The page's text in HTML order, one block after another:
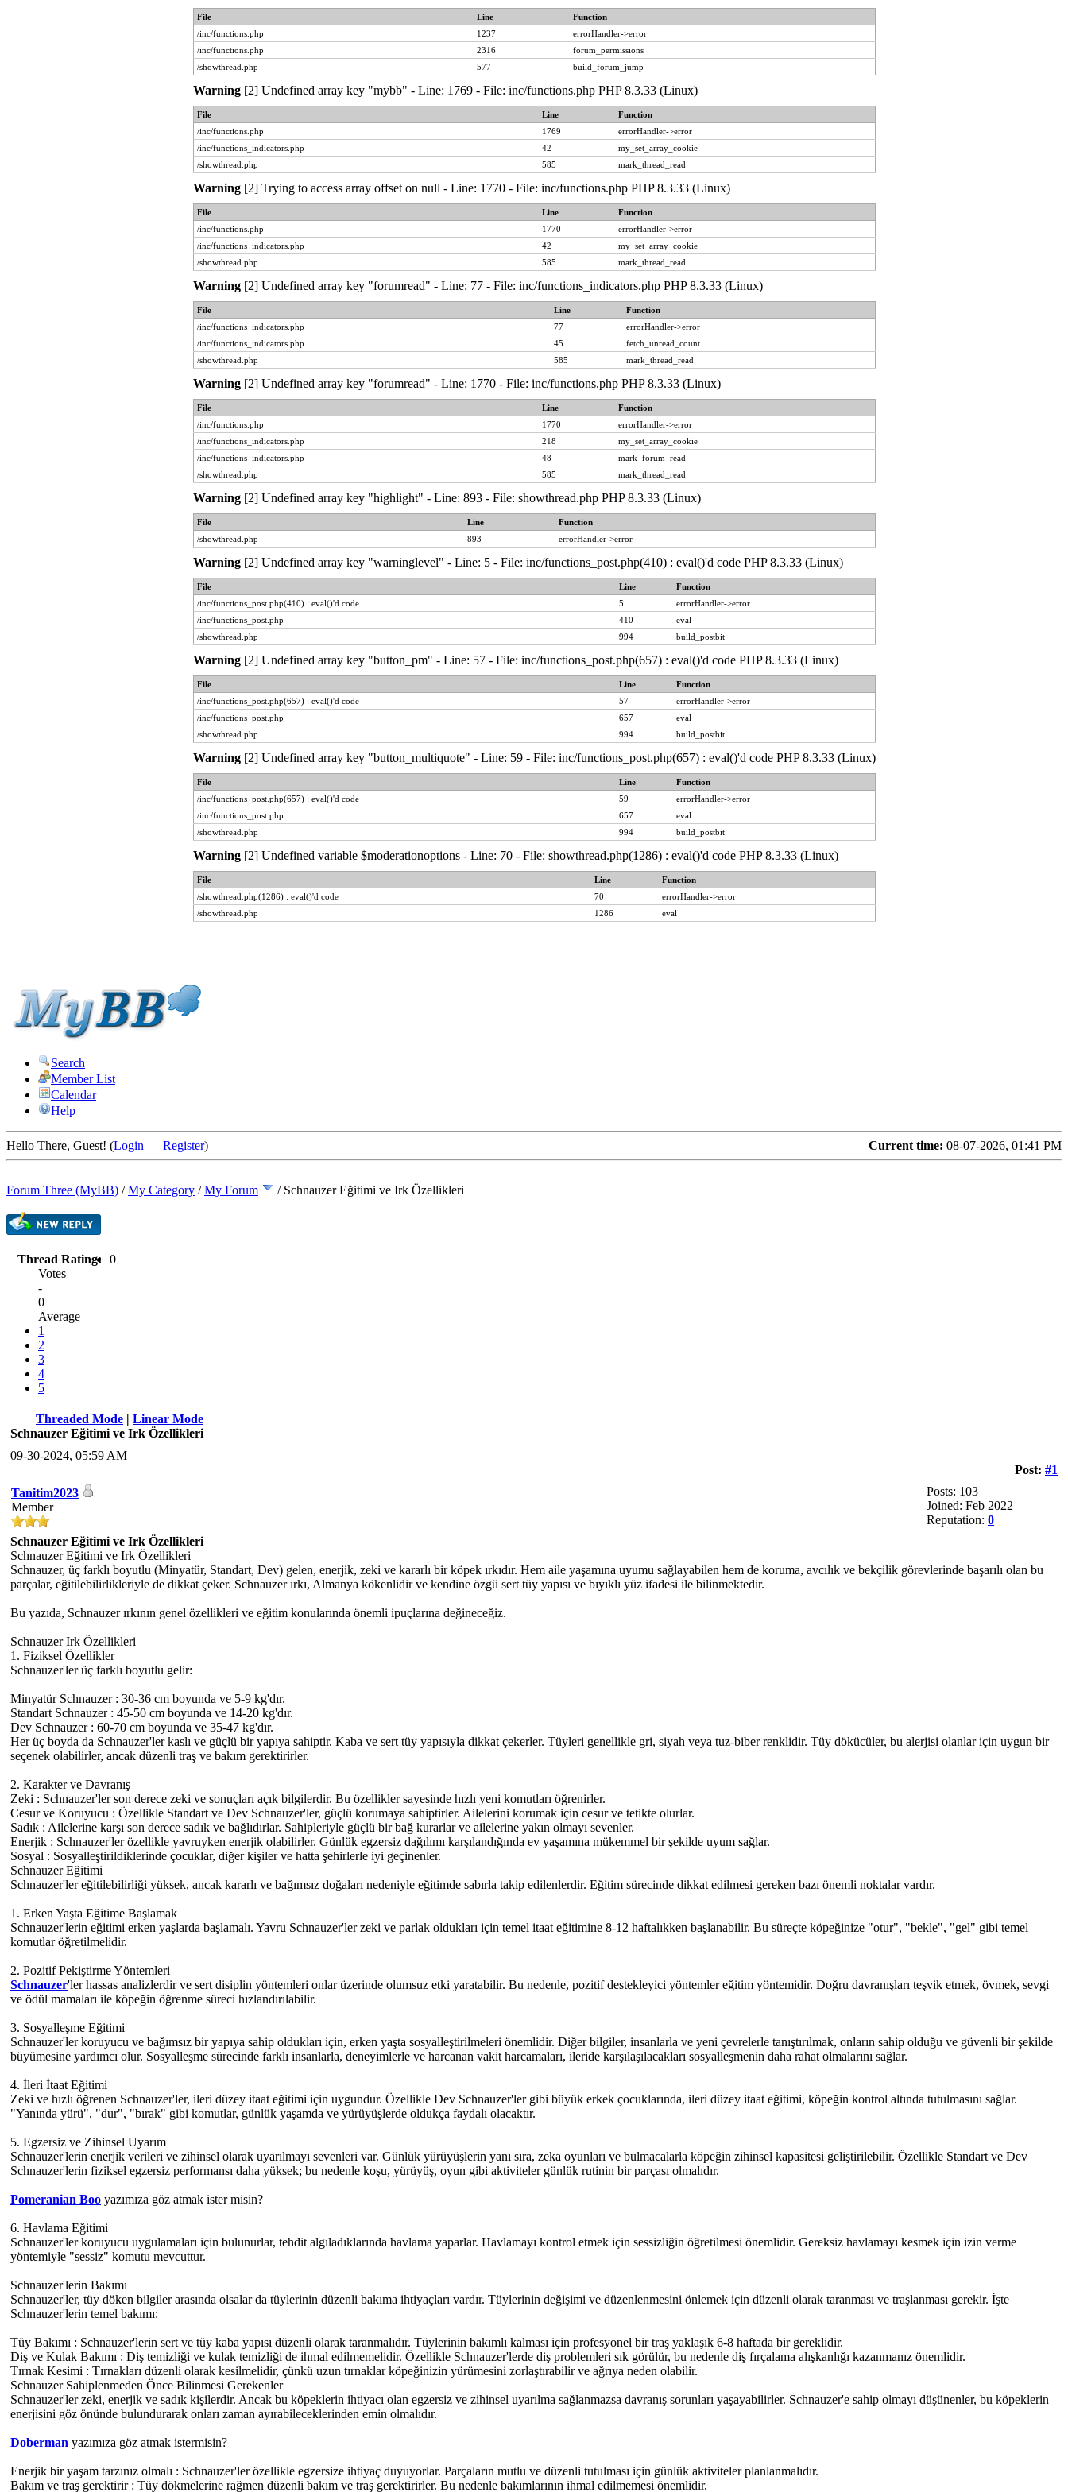
File Line
Function
/inc/functions.php
1237
errorHandler->error
/inc/functions.php
2316
forum_permissions
/showthread.php
577 build_forum_jump
Warning[2] Undefined array key "mybb" - Line: 1769 - File: inc/functions.php PHP 8.3.33 (Linux)
File Line
Function
/inc/functions.php
1769
errorHandler->error
/inc/functions_indicators.php
42
my_set_array_cookie
/showthread.php
585 mark_thread_read
Warning[2] Trying to access array offset on null - Line: 1770 - File: inc/functions.php PHP 8.3.33 (Linux)
File Line
Function
/inc/functions.php
1770
errorHandler->error
/inc/functions_indicators.php
42
my_set_array_cookie
/showthread.php
585 mark_thread_read
Warning[2] Undefined array key "forumread" - Line: 77 - File: inc/functions_indicators.php PHP 8.3.33 (Linux)
File Line
Function
/inc/functions_indicators.php
77
errorHandler->error
/inc/functions_indicators.php
45
fetch_unread_count
/showthread.php
585 mark_thread_read
Warning[2] Undefined array key "forumread" - Line: 1770 - File: inc/functions.php PHP 8.3.33 (Linux)
File Line
Function
/inc/functions.php
1770
errorHandler->error
/inc/functions_indicators.php
218
my_set_array_cookie
/inc/functions_indicators.php
48
mark_forum_read
/showthread.php
585 mark_thread_read
Warning[2] Undefined array key "highlight" - Line: 893 - File: showthread.php PHP 8.3.33 (Linux)
File Line
Function
/showthread.php
893 errorHandler->error
Warning[2] Undefined array key "warninglevel" - Line: 5 - File: inc/functions_post.php(410) : eval()'d code PHP 8.3.33 (Linux)
File Line
Function
/inc/functions_post.php(410) : eval()'d code
5
errorHandler->error
/inc/functions_post.php
410
eval
/showthread.php
994 build_postbit
Warning[2] Undefined array key "button_pm" - Line: 57 - File: inc/functions_post.php(657) : eval()'d code PHP 8.3.33 (Linux)
File Line
Function
/inc/functions_post.php(657) : eval()'d code
57
errorHandler->error
/inc/functions_post.php
657
eval
/showthread.php
994 build_postbit
Warning[2] Undefined array key "button_multiquote" - Line: 59 - File: inc/functions_post.php(657) : eval()'d code PHP 8.3.33 (Linux)
File Line
Function
/inc/functions_post.php(657) : eval()'d code
59
errorHandler->error
/inc/functions_post.php
657
eval
/showthread.php
994 build_postbit
Warning[2] Undefined variable $moderationoptions - Line: 70 - File: showthread.php(1286) : eval()'d code PHP 8.3.33 (Linux)
File Line
Function
/showthread.php(1286) : eval()'d code
70
errorHandler->error
/showthread.php
1286 eval
Search
Member List
Calendar
Help
Current time: 08-07-2026, 01:41 PM
Hello There, Guest! (Login — Register)
Forum Three (MyBB) /My Category /My Forum / Schnauzer Eğitimi ve Irk Özellikleri
Thread Rating:
0
Votes
-
0
Average
1
2
3
4
5
Threaded Mode | Linear Mode
Schnauzer Eğitimi ve Irk Özellikleri
09-30-2024, 05:59 AM
Post: #1
Tanitim2023
Member
Posts: 103
Joined: Feb 2022
Reputation: 0
Schnauzer Eğitimi ve Irk Özellikleri
Schnauzer Eğitimi ve Irk Özellikleri
Schnauzer, üç farklı boyutlu (Minyatür, Standart, Dev) gelen, enerjik, zeki ve kararlı bir köpek ırkıdır. Hem aile yaşamına uyumu sağlayabilen hem de koruma, avcılık ve bekçilik görevlerinde başarılı olan bu
parçalar, eğitilebilirlikleriyle de dikkat çeker. Schnauzer ırkı, Almanya kökenlidir ve kendine özgü sert tüy yapısı ve bıyıklı yüz ifadesi ile bilinmektedir.
Bu yazıda, Schnauzer ırkının genel özellikleri ve eğitim konularında önemli ipuçlarına değineceğiz.
Schnauzer Irk Özellikleri
1. Fiziksel Özellikler
Schnauzer'ler üç farklı boyutlu gelir:
Minyatür Schnauzer : 30-36 cm boyunda ve 5-9 kg'dır.
Standart Schnauzer : 45-50 cm boyunda ve 14-20 kg'dır.
Dev Schnauzer : 60-70 cm boyunda ve 35-47 kg'dır.
Her üç boyda da Schnauzer'ler kaslı ve güçlü bir yapıya sahiptir. Kaba ve sert tüy yapısıyla dikkat çekerler. Tüyleri genellikle gri, siyah veya tuz-biber renklidir. Tüy dökücüler, bu alerjisi olanlar için uygun bir
seçenek olabilirler, ancak düzenli traş ve bakım gerektirirler.
2. Karakter ve Davranış
Zeki : Schnauzer'ler son derece zeki ve sonuçları açık bilgilerdir. Bu özellikler sayesinde hızlı yeni komutları öğrenirler.
Cesur ve Koruyucu : Özellikle Standart ve Dev Schnauzer'ler, güçlü korumaya sahiptirler. Ailelerini korumak için cesur ve tetikte olurlar.
Sadık : Ailelerine karşı son derece sadık ve bağlıdırlar. Sahipleriyle güçlü bir bağ kurarlar ve ailelerine yakın olmayı sevenler.
Enerjik : Schnauzer'ler özellikle yavruyken enerjik olabilirler. Günlük egzersiz dağılımı karşılandığında ev yaşamına mükemmel bir şekilde uyum sağlar.
Sosyal : Sosyalleştirildiklerinde çocuklar, diğer kişiler ve hatta şehirlerle iyi geçinenler.
Schnauzer Eğitimi
Schnauzer'ler eğitilebilirliği yüksek, ancak kararlı ve bağımsız doğaları nedeniyle eğitimde sabırla takip edilenlerdir. Eğitim sürecinde dikkat edilmesi gereken bazı önemli noktalar vardır.
1. Erken Yaşta Eğitime Başlamak
Schnauzer'lerin eğitimi erken yaşlarda başlamalı. Yavru Schnauzer'ler zeki ve parlak oldukları için temel itaat eğitimine 8-12 haftalıkken başlanabilir. Bu süreçte köpeğinize "otur", "bekle", "gel" gibi temel
komutlar öğretilmelidir.
2. Pozitif Pekiştirme Yöntemleri
Schnauzer'ler hassas analizlerdir ve sert disiplin yöntemleri onlar üzerinde olumsuz etki yaratabilir. Bu nedenle, pozitif destekleyici yöntemler eğitim yöntemidir. Doğru davranışları teşvik etmek, övmek, sevgi
ve ödül mamaları ile köpeğin öğrenme süreci hızlandırılabilir.
3. Sosyalleşme Eğitimi
Schnauzer'ler koruyucu ve bağımsız bir yapıya sahip oldukları için, erken yaşta sosyalleştirilmeleri önemlidir. Diğer bilgiler, insanlarla ve yeni çevrelerle tanıştırılmak, onların sahip olduğu ve güvenli bir şekilde
büyümesine yardımcı olur. Sosyalleşme sürecinde farklı insanlarla, deneyimlerle ve harcanan vakit harcamaları, ileride karşılaşılacakları sosyalleşmenin daha rahat olmalarını sağlar.
4. İleri İtaat Eğitimi
Zeki ve hızlı öğrenen Schnauzer'ler, ileri düzey itaat eğitimi için uygundur. Özellikle Dev Schnauzer'ler gibi büyük erkek çocuklarında, ileri düzey itaat eğitimi, köpeğin kontrol altında tutulmasını sağlar.
"Yanında yürü", "dur", "bırak" gibi komutlar, günlük yaşamda ve yürüyüşlerde oldukça faydalı olacaktır.
5. Egzersiz ve Zihinsel Uyarım
Schnauzer'lerin enerjik verileri ve zihinsel olarak uyarılmayı sevenleri var. Günlük yürüyüşlerin yanı sıra, zeka oyunları ve bulmacalarla köpeğin zihinsel kapasitesi geliştirilebilir. Özellikle Standart ve Dev
Schnauzer'lerin fiziksel egzersiz performansı daha yüksek; bu nedenle koşu, yürüyüş, oyun gibi aktiviteler günlük rutinin bir parçası olmalıdır.
Pomeranian Boo yazımıza göz atmak ister misin?
6. Havlama Eğitimi
Schnauzer'ler koruyucu uygulamaları için bulunurlar, tehdit algıladıklarında havlama yaparlar. Havlamayı kontrol etmek için sessizliğin öğretilmesi önemlidir. Gereksiz havlamayı kesmek için izin verme
yöntemiyle "sessiz" komutu mevcuttur.
Schnauzer'lerin Bakımı
Schnauzer'ler, tüy döken bilgiler arasında olsalar da tüylerinin düzenli bakıma ihtiyaçları vardır. Tüylerinin değişimi ve düzenlenmesini önlemek için düzenli olarak taranması ve traşlanması gerekir. İşte
Schnauzer'lerin temel bakımı:
Tüy Bakımı : Schnauzer'lerin sert ve tüy kaba yapısı düzenli olarak taranmalıdır. Tüylerinin bakımlı kalması için profesyonel bir traş yaklaşık 6-8 haftada bir gereklidir.
Diş ve Kulak Bakımı : Diş temizliği ve kulak temizliği de ihmal edilmemelidir. Özellikle Schnauzer'lerde diş problemleri sık görülür, bu nedenle diş fırçalama alışkanlığı kazanmanız önemlidir.
Tırnak Kesimi : Tırnakları düzenli olarak kesilmelidir, çünkü uzun tırnaklar köpeğinizin yürümesini zorlaştırabilir ve ağrıya neden olabilir.
Schnauzer Sahiplenmeden Önce Bilinmesi Gerekenler
Schnauzer'ler zeki, enerjik ve sadık kişilerdir. Ancak bu köpeklerin ihtiyacı olan egzersiz ve zihinsel uyarılma sağlanmazsa davranış sorunları yaşayabilirler. Schnauzer'e sahip olmayı düşünenler, bu köpeklerin
enerjisini göz önünde bulundurarak onları zaman ayırabileceklerinden emin olmalıdır.
Doberman yazımıza göz atmak istermisin?
Enerjik bir yaşam tarzınız olmalı : Schnauzer'ler özellikle egzersize ihtiyaç duyuyorlar. Parçaların mutlu ve düzenli tutulması için günlük aktiviteler planlanmalıdır.
Bakım ve traş gerektirir : Tüy dökmelerine rağmen düzenli bakım ve traş gerektirirler. Bu nedenle bakımlarının ihmal edilmemesi önemlidir.